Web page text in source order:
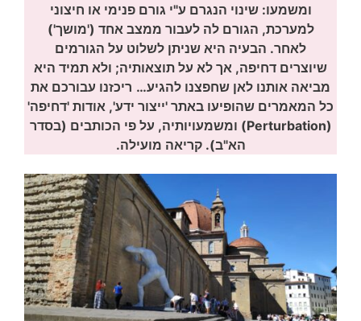
ומשמעו: שינוי הנגרם ע"י גורם פנימי או חיצוני
למערכת, הגורם לה לעבור ממצב אחד ('מושך')
לאחר. הבעיה היא שניתן לשלוט על הגורמים
שיוצרים דחיפה, אך לא על תוצאותיה; ולא תמיד היא
מביאה אותנו לאן שחפצנו להגיע… ריכזנו עבורכם את
כל המאמרים שהופיעו באתר 'ייצור ידע', אודות 'דחיפה'
(Perturbation) ומשמעויותיה, על פי הכותבים (בסדר
הא"ב). קריאה מועילה.